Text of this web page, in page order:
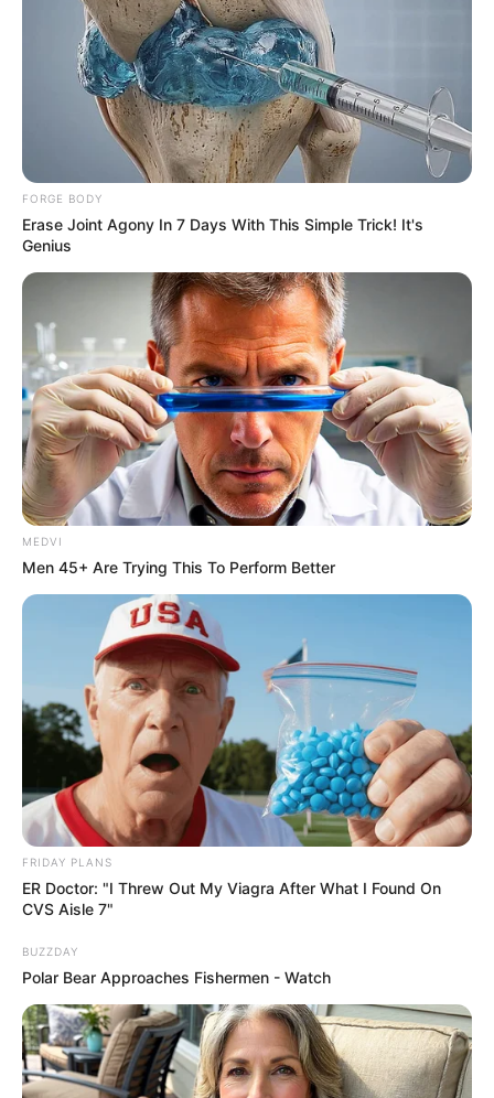
ABOUT THE AUTHOR
เจ้าหมอดู
เนื้อหาที่ได้รับการโปรโมต
How Did They Get Gina Carano To Take It All
Back?
BRAINBERRIES
Top 9 Most Controversial 'Late Show' Moments
BRAINBERRIES
10 Foods That Instantly Reduce Bloat
FORGE BODY
Erase Joint Agony In 7 Days With This Simple Trick! It's
Genius
MEDVI
Men 45+ Are Trying This To Perform Better
FRIDAY PLANS
ER Doctor: "I Threw Out My Viagra After What I Found On
CVS Aisle 7"
BUZZDAY
Polar Bear Approaches Fishermen - Watch